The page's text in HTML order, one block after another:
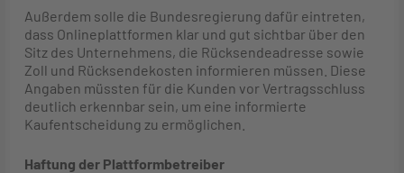
Außerdem solle die Bundesregierung dafür eintreten,
dass Onlineplattformen klar und gut sichtbar über den
Sitz des Unternehmens, die Rücksendeadresse sowie
Zoll und Rücksendekosten informieren müssen. Diese
Angaben müssten für die Kunden vor Vertragsschluss
deutlich erkennbar sein, um eine informierte
Kaufentscheidung zu ermöglichen.
Haftung der Plattformbetreiber